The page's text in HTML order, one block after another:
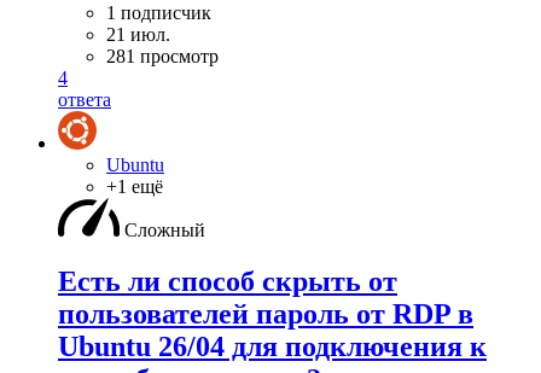
1 подписчик
21 июл.
281 просмотр
4
ответа
Ubuntu
+1 ещё
Сложный
Есть ли способ скрыть от
пользователей пароль от RDP в
Ubuntu 26/04 для подключения к